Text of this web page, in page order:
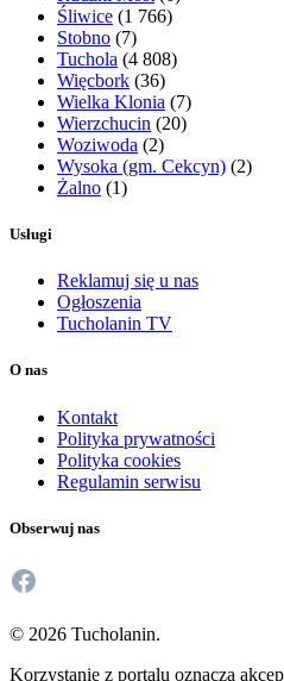
Śliwice (1 766)
Stobno (7)
Tuchola (4 808)
Więcbork (36)
Wielka Klonia (7)
Wierzchucin (20)
Woziwoda (2)
Wysoka (gm. Cekcyn) (2)
Żalno (1)
Usługi
Reklamuj się u nas
Ogłoszenia
Tucholanin TV
O nas
Kontakt
Polityka prywatności
Polityka cookies
Regulamin serwisu
Obserwuj nas
Facebook
© 2026 Tucholanin.
Korzystanie z portalu oznacza